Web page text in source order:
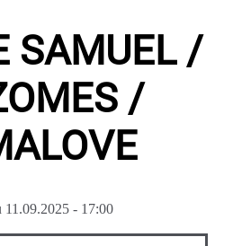
SAMUEL /
/
11.09.2025 - 17:00